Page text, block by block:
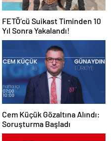
FETÖ’cü Suikast Timinden 10
Yıl Sonra Yakalandı!
Cem Küçük Gözaltına Alındı:
Soruşturma Başladı